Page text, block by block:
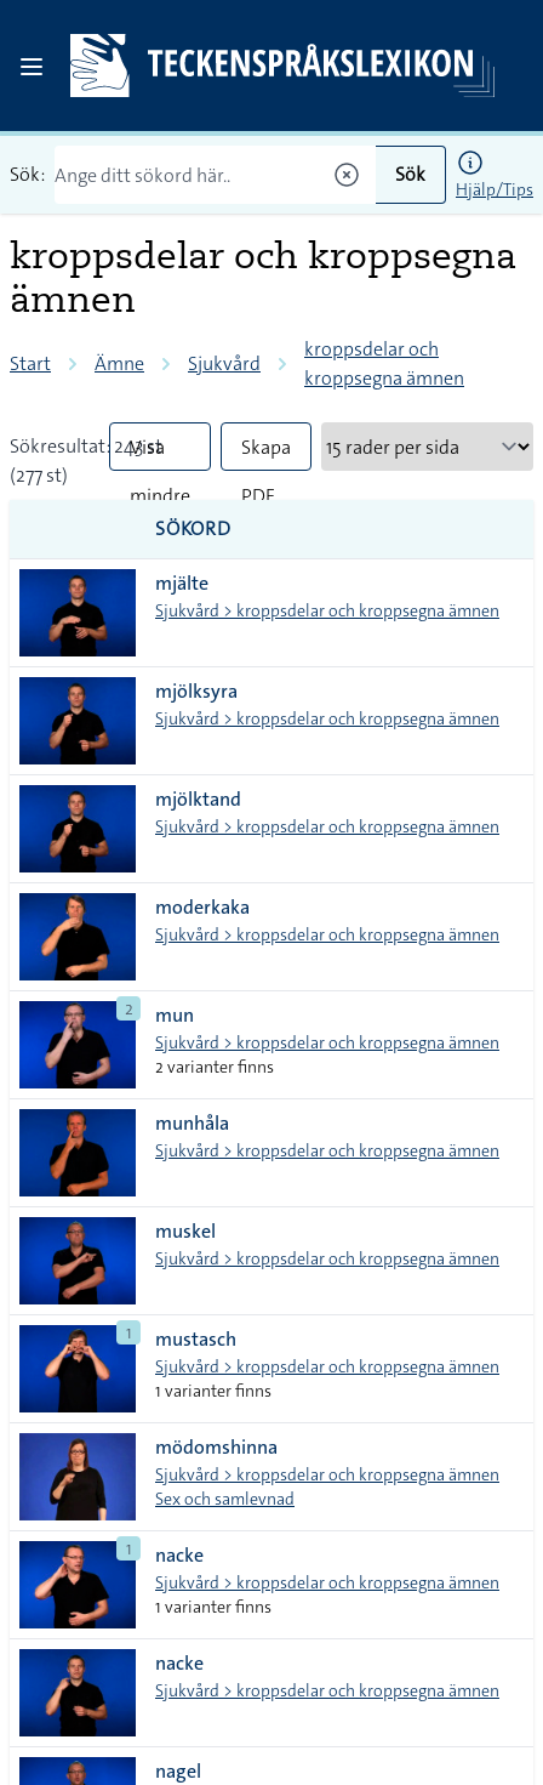
Sök: Sök
Hjälp/Tips
kroppsdelar och kroppsegna
ämnen
Start Ämne Sjukvård
kroppsdelar och
kroppsegna ämnen
Sökresultat: 243 st
(277 st)
Visa
mindre
tecken
Skapa
PDF
SÖKORD
mjälte
Sjukvård > kroppsdelar och kroppsegna ämnen
mjölksyra
Sjukvård > kroppsdelar och kroppsegna ämnen
mjölktand
Sjukvård > kroppsdelar och kroppsegna ämnen
moderkaka
Sjukvård > kroppsdelar och kroppsegna ämnen
2 mun
Sjukvård > kroppsdelar och kroppsegna ämnen
2 varianter finns
munhåla
Sjukvård > kroppsdelar och kroppsegna ämnen
muskel
Sjukvård > kroppsdelar och kroppsegna ämnen
1 mustasch
Sjukvård > kroppsdelar och kroppsegna ämnen
1 varianter finns
mödomshinna
Sjukvård > kroppsdelar och kroppsegna ämnen
Sex och samlevnad
1 nacke
Sjukvård > kroppsdelar och kroppsegna ämnen
1 varianter finns
nacke
Sjukvård > kroppsdelar och kroppsegna ämnen
nagel